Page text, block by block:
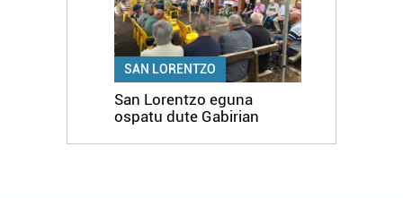
SAN LORENTZO
San Lorentzo eguna
ospatu dute Gabirian